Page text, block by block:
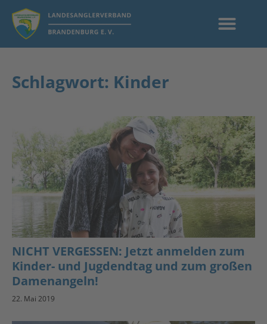
Schlagwort: Kinder
NICHT VERGESSEN: Jetzt anmelden zum
Kinder- und Jugdendtag und zum großen
Damenangeln!
22. Mai 2019